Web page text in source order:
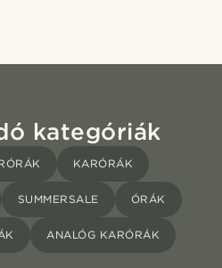
kategóriák
KARÓRÁK
SUMMERSALE ÓRÁK
ANALÓG KARÓRÁK